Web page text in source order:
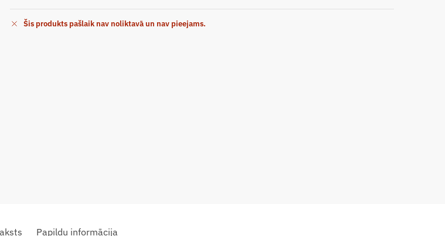
Šis produkts pašlaik nav noliktavā un nav pieejams.
Papildu informācija